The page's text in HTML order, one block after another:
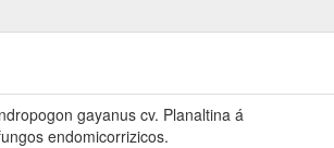
gayanus cv. Planaltina á
endomicorrizicos.